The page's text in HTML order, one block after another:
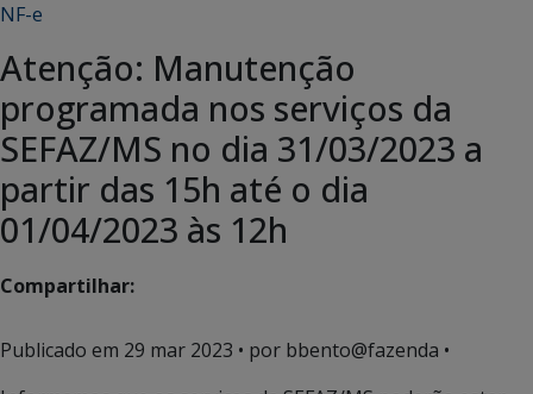
NF-e
Atenção: Manutenção
programada nos serviços da
SEFAZ/MS no dia 31/03/2023 a
partir das 15h até o dia
01/04/2023 às 12h
Compartilhar:
Publicado em 29 mar 2023 • por bbento@fazenda •